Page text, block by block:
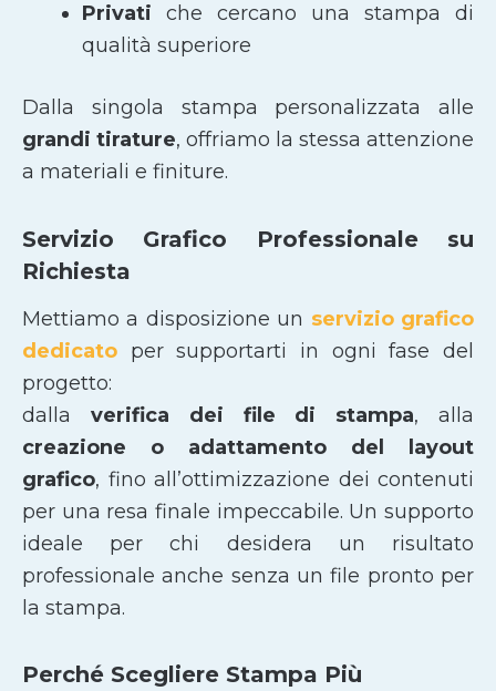
Privati che cercano una stampa di
qualità superiore
Dalla singola stampa personalizzata alle
grandi tirature, offriamo la stessa attenzione
a materiali e finiture.
Servizio Grafico Professionale su
Richiesta
Mettiamo a disposizione un servizio grafico
dedicato per supportarti in ogni fase del
progetto:
dalla verifica dei file di stampa, alla
creazione o adattamento del layout
grafico, fino all’ottimizzazione dei contenuti
per una resa finale impeccabile. Un supporto
ideale per chi desidera un risultato
professionale anche senza un file pronto per
la stampa.
Perché Scegliere Stampa Più